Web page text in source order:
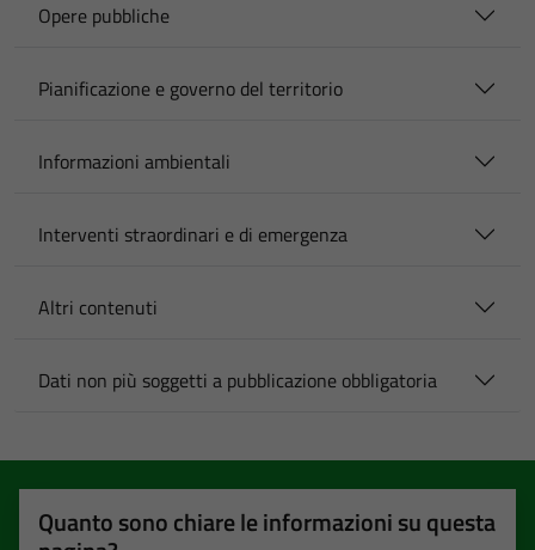
Opere pubbliche
Pianificazione e governo del territorio
Informazioni ambientali
Interventi straordinari e di emergenza
Altri contenuti
Dati non più soggetti a pubblicazione obbligatoria
Quanto sono chiare le informazioni su questa